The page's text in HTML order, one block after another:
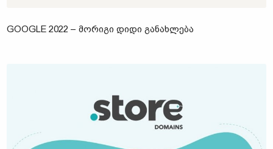
GOOGLE 2022 – ᲛᲝᲠᲘᲒᲘ ᲓᲘᲓᲘ ᲒᲐᲜᲐᲮᲚᲔᲑᲐ